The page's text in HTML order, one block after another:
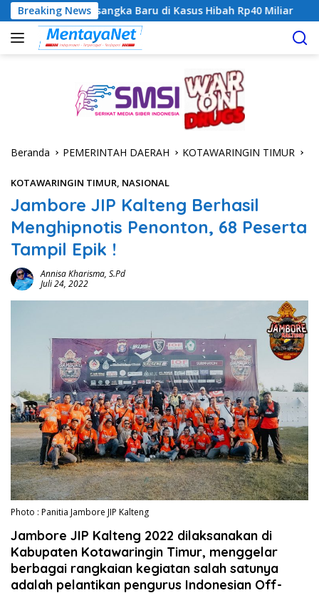
Langsung
ke
konten
Breaking News
Baru di Kasus Hibah Rp40 Miliar Geger! 5
Beranda PEMERINTAH DAERAH KOTAWARINGIN TIMUR
KOTAWARINGIN TIMUR, NASIONAL
Jambore JIP Kalteng Berhasil
Menghipnotis Penonton, 68 Peserta
Tampil Epik !
Annisa Kharisma, S.Pd
Juli 24, 2022
Photo : Panitia Jambore JIP Kalteng
Jambore JIP Kalteng 2022 dilaksanakan di
Kabupaten Kotawaringin Timur, menggelar
berbagai rangkaian kegiatan salah satunya
adalah pelantikan pengurus Indonesian Off-